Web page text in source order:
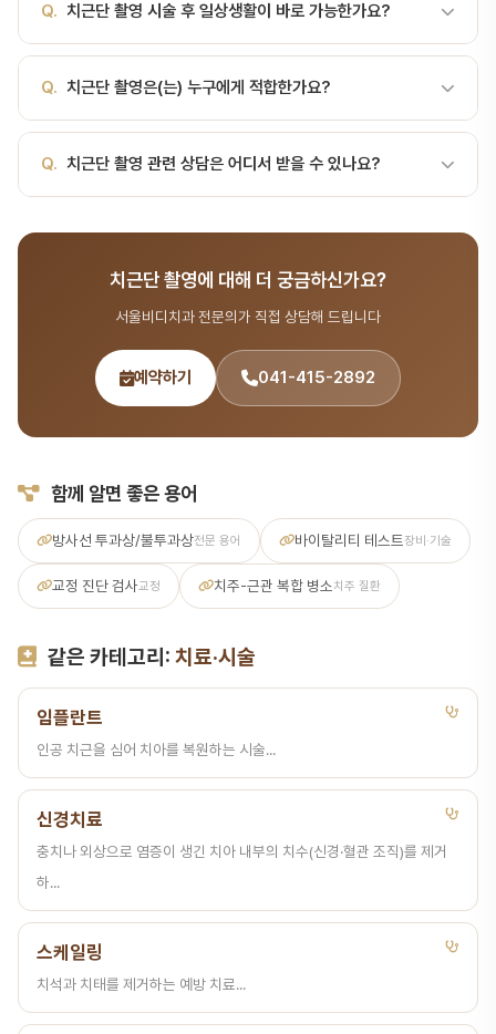
과 진료와 병행한 안전조치를 권장합니다. 주요 적응증과 제한 적응증
관찰 가능한 소견 근관치료 전·후근관 충전 상태, 잔존 병소 치근단 병
가능한 항목도 있으니, 서울비디치과 상담(041-415-2892)을 통해
정확한 비용과 보험 적용 여부를 확인하세요.
Q. 치근단 촬영 시술 후 일상생활이 바로 가능한가요?
시술 종류에 따라 주의사항이 다르므로, 담당 의사의 안내를 따라주세
요.
Q. 치근단 촬영은(는) 누구에게 적합한가요?
다릅니다. 서울비디치과에서는 CT, X-ray 등 정밀 검사를 통해 최적
의 치료 방법을 제안합니다.
Q. 치근단 촬영 관련 상담은 어디서 받을 수 있나요?
041-415-2892 또는 온라인 예약(bdbddc.com/reservation)
으로 상담을 받으실 수 있습니다.
치근단 촬영에 대해 더 궁금하신가요?
서울비디치과 전문의가 직접 상담해 드립니다
예약하기 041-415-2892
함께 알면 좋은 용어
방사선 투과상/불투과상전문 용어 바이탈리티 테스트 장비·기술
교정 진단 검사교정 치주-근관 복합 병소치주 질환
같은 카테고리: 치료·시술
임플란트
인공 치근을 심어 치아를 복원하는 시술...
신경치료
충치나 외상으로 염증이 생긴 치아 내부의 치수(신경·혈관 조직)를 제거
하...
스케일링
치석과 치태를 제거하는 예방 치료...